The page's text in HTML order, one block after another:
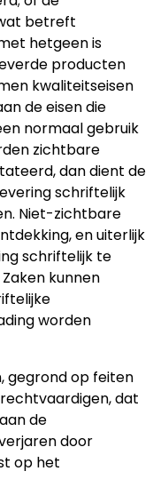
betreft
hetgeen is
producten
kwaliteitseisen
de eisen die
normaal gebruik
zichtbare
dan dient de
schriftelijk
Niet-zichtbare
en uiterlijk
schriftelijk te
kunnen
worden
gegrond op feiten
dat
de
door
op het